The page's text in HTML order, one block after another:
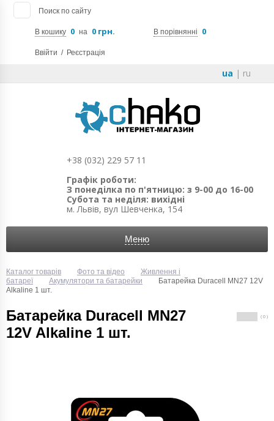
Поиск по сайту
В кошику 0 на 0 грн. В порівнянні 0
Ввійти / Реєстрація
ua | ru
+38 (032) 229 57 11
Графік роботи:
З понеділка по п'ятницю: з 9-00 до 16-00
Субота та неділя: вихідні
м. Львів, вул Шевченка, 154
Меню
Каталог товарів Фото та відео
Живлення і
батареї
Акумулятори та батарейки
Батарейка Duracell MN27 12V
Alkaline 1 шт.
Батарейка Duracell MN27
12V Alkaline 1 шт.
( 0 )